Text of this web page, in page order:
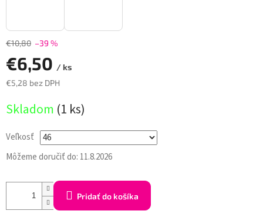
€10,80 –39 %
€6,50 / ks
€5,28 bez DPH
cena:
Skladom (1 ks)
Veľkosť
Môžeme doručiť do: 11.8.2026
Pridať do košíka